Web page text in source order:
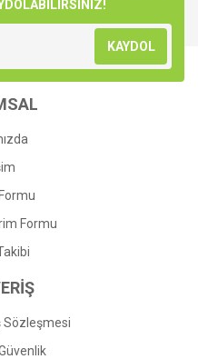
görüntülenemiyor.
bulunuyor.
pahalı.
KAYDOL
Formu
Sözleşmesi